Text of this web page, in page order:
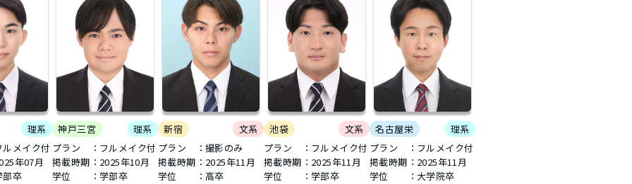
-close-
理系
メイク付
年07月
卒
神戸三宮
理系
プラン ：フルメイク付
掲載時期： 2025年10月
学位 ：学部卒
新宿
文系
プラン ：撮影のみ
掲載時期： 2025年11月
学位 ：高卒
池袋
文系
プラン ：フルメイク付
掲載時期： 2025年11月
学位 ：学部卒
名古屋栄
理系
プラン ：フルメイク付
掲載時期： 2025年11月
学位 ：大学院卒